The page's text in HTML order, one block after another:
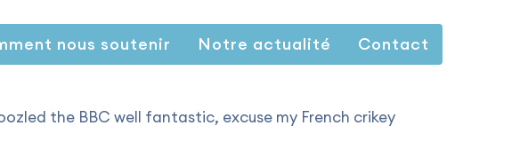
nous soutenir Notre actualité Contact
the BBC well fantastic, excuse my French crikey